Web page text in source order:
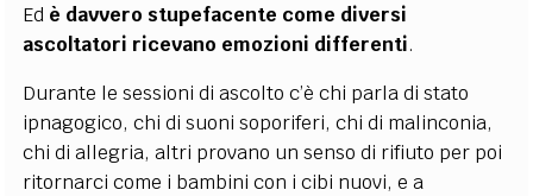
Ed è davvero stupefacente come diversi
ascoltatori ricevano emozioni differenti.
Durante le sessioni di ascolto c’è chi parla di stato
ipnagogico, chi di suoni soporiferi, chi di malinconia,
chi di allegria, altri provano un senso di rifiuto per poi
ritornarci come i bambini con i cibi nuovi, e a